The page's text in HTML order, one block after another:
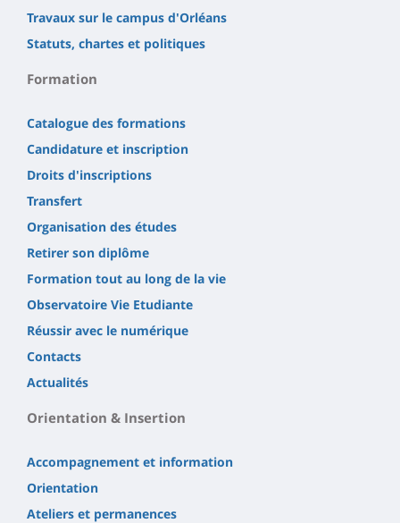
Travaux sur le campus d'Orléans
Statuts, chartes et politiques
Formation
Catalogue des formations
Candidature et inscription
Droits d'inscriptions
Transfert
Organisation des études
Retirer son diplôme
Formation tout au long de la vie
Observatoire Vie Etudiante
Réussir avec le numérique
Contacts
Actualités
Orientation & Insertion
Accompagnement et information
Orientation
Ateliers et permanences